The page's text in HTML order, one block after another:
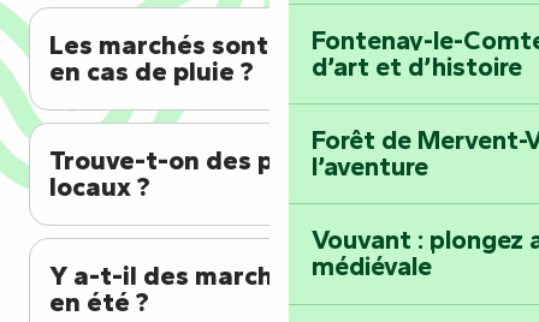
Fontenay-le-
d’art et d’histoire
Forêt de Mervent-
l’aventure
Vouvant : plongez
médiévale
Les marchés sont-ils ouverts
en cas de pluie ?
Trouve-t-on des produits
locaux ?
Y a-t-il des marchés nocturnes
en été ?